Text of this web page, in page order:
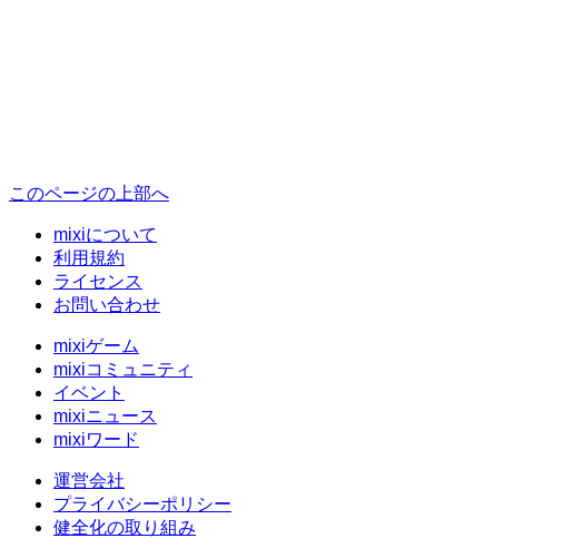
このページの上部へ
mixiについて
利用規約
ライセンス
お問い合わせ
mixiゲーム
mixiコミュニティ
イベント
mixiニュース
mixiワード
運営会社
プライバシーポリシー
健全化の取り組み